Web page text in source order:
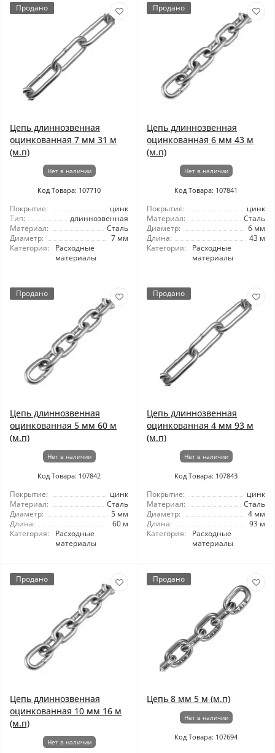
Продано
Цепь длиннозвенная
оцинкованная 7 мм 31 м
(м.п)
Нет в наличии
Код Товара: 107710
Покрытие:
цинк
Тип:
длиннозвенная
Материал:
Сталь
Диаметр:
7 мм
Категория:
Расходные
материалы
Продано
Цепь длиннозвенная
оцинкованная 6 мм 43 м
(м.п)
Нет в наличии
Код Товара: 107841
Покрытие:
цинк
Материал:
Сталь
Диаметр:
6 мм
Длина:
43 м
Категория:
Расходные
материалы
Продано
Цепь длиннозвенная
оцинкованная 5 мм 60 м
(м.п)
Нет в наличии
Код Товара: 107842
Покрытие:
цинк
Материал:
Сталь
Диаметр:
5 мм
Длина:
60 м
Категория:
Расходные
материалы
Продано
Цепь длиннозвенная
оцинкованная 4 мм 93 м
(м.п)
Нет в наличии
Код Товара: 107843
Покрытие:
цинк
Материал:
Сталь
Диаметр:
4 мм
Длина:
93 м
Категория:
Расходные
материалы
Продано
Цепь длиннозвенная
оцинкованная 10 мм 16 м
(м.п)
Нет в наличии
Продано
Цепь 8 мм 5 м (м.п)
Нет в наличии
Код Товара: 107694